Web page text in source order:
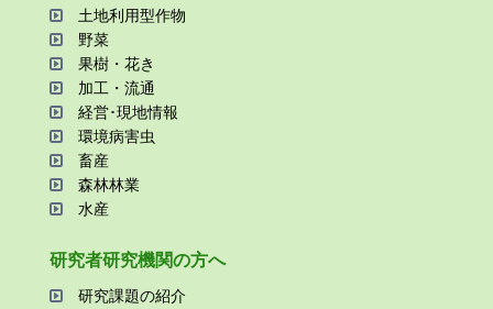
⼟地利⽤型作物
野菜
果樹・花き
加⼯・流通
経営･現地情報
環境病害⾍
畜産
森林林業
⽔産
研究者研究機関の⽅へ
研究課題の紹介